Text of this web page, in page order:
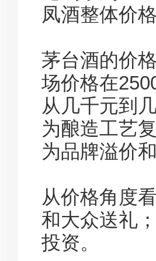
凤酒整体价
茅台酒的价
场价格在
从几千元到
为酿造工艺
为品牌溢价
从价格角度
和大众送礼
投资。